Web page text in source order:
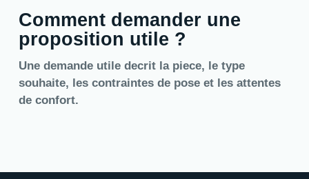
Comment demander une
proposition utile ?
Une demande utile decrit la piece, le type
souhaite, les contraintes de pose et les attentes
de confort.